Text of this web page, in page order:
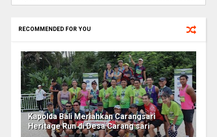
RECOMMENDED FOR YOU
Kapolda Bali Meriahkan Carangsari
Heritage Run di Desa Carang sari